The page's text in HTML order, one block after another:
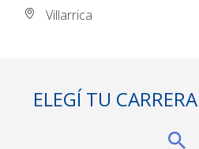
Villarrica
ELEGÍ TU